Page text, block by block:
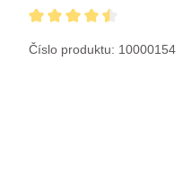
Číslo produktu: 10000154